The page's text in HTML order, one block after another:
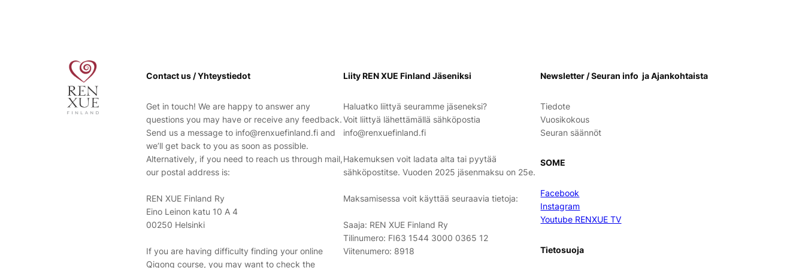
Contact us / Yhteystiedot
Get in touch! We are happy to answer any
questions you may have or receive any feedback.
Send us a message to info@renxuefinland.fi and
we’ll get back to you as soon as possible.
Alternatively, if you need to reach us through mail,
our postal address is:
REN XUE Finland Ry
Eino Leinon katu 10 A 4
00250 Helsinki
If you are having difficulty finding your online
Qigong course, you may want to check the
Liity REN XUE Finland Jäseniksi
Haluatko liittyä seuramme jäseneksi?
Voit liittyä lähettämällä sähköpostia
info@renxuefinland.fi
Hakemuksen voit ladata alta tai pyytää
sähköpostitse. Vuoden 2025 jäsenmaksu on 25e.
Maksamisessa voit käyttää seuraavia tietoja:
Saaja: REN XUE Finland Ry
Tilinumero: FI63 1544 3000 0365 12
Viitenumero: 8918
Newsletter / Seuran info ja Ajankohtaista
Tiedote
Vuosikokous
Seuran säännöt
SOME
Facebook
Instagram
Youtube RENXUE TV
Tietosuoja